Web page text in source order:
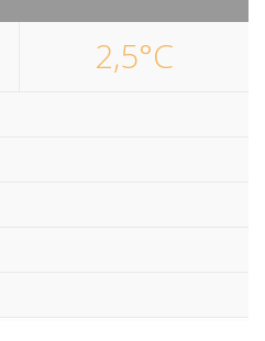
2,5°C